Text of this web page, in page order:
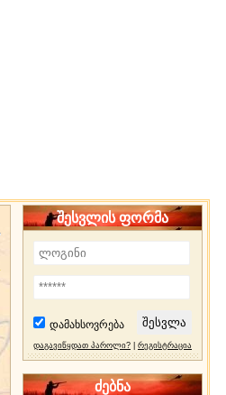
შესვლის ფორმა
დამახსოვრება
დაგავიწყდათ პაროლი? რეგისტრაცია
ძებნა